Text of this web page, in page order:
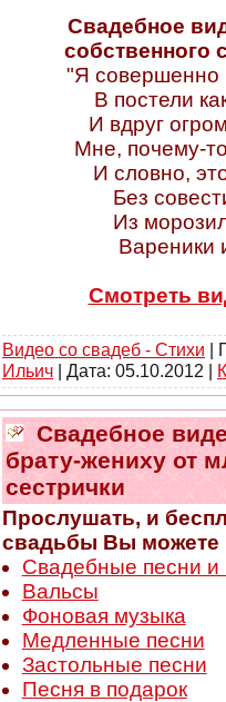
Свадебное
собственного
"Я совершенно
В постели
И вдруг
Мне, почему-
И словно,
Без
Из
Вареники
Смотреть
Видео со свадеб - Стихи |
Ильич | Дата: 05.10.2012 |
Свадебное
брату-жениху от
сестрички
Прослушать, и
свадьбы Вы можете
Свадебные песни и
Вальсы
Фоновая музыка
Медленные песни
Застольные песни
Песня в подарок